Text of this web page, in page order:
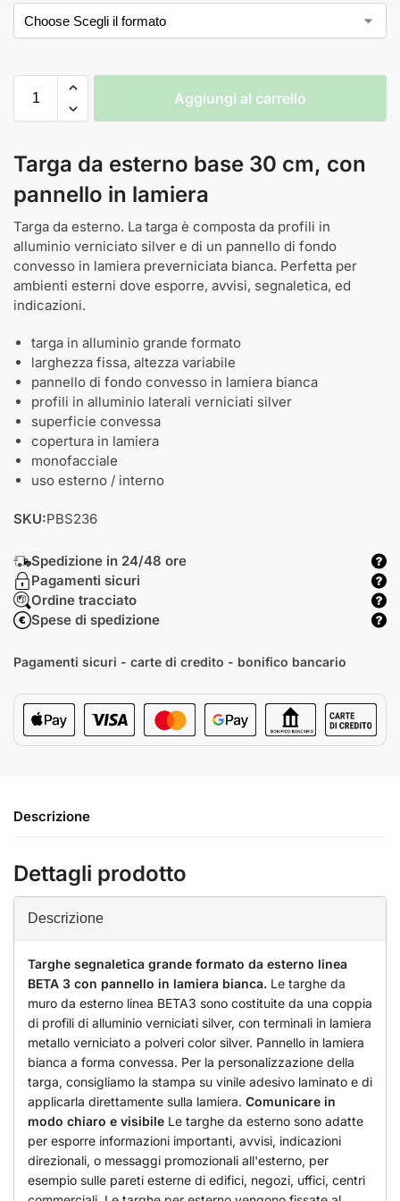
Aggiungi al carrello
Targa da esterno base 30 cm, con
pannello in lamiera
Targa da esterno. La targa è composta da profili in
alluminio verniciato silver e di un pannello di fondo
convesso in lamiera preverniciata bianca. Perfetta per
ambienti esterni dove esporre, avvisi, segnaletica, ed
indicazioni.
targa in alluminio grande formato
larghezza fissa, altezza variabile
pannello di fondo convesso in lamiera bianca
profili in alluminio laterali verniciati silver
superficie convessa
copertura in lamiera
monofacciale
uso esterno / interno
SKU:PBS236
Spedizione in 24/48 ore
Pagamenti sicuri
Ordine tracciato
Spese di spedizione
Pagamenti sicuri - carte di credito - bonifico bancario
Descrizione
Dettagli prodotto
Descrizione
Targhe segnaletica grande formato da esterno linea
BETA 3 con pannello in lamiera bianca. Le targhe da
muro da esterno linea BETA3 sono costituite da una coppia
di profili di alluminio verniciati silver, con terminali in lamiera
metallo verniciato a polveri color silver. Pannello in lamiera
bianca a forma convessa. Per la personalizzazione della
targa, consigliamo la stampa su vinile adesivo laminato e di
applicarla direttamente sulla lamiera. Comunicare in
modo chiaro e visibile Le targhe da esterno sono adatte
per esporre informazioni importanti, avvisi, indicazioni
direzionali, o messaggi promozionali all'esterno, per
esempio sulle pareti esterne di edifici, negozi, uffici, centri